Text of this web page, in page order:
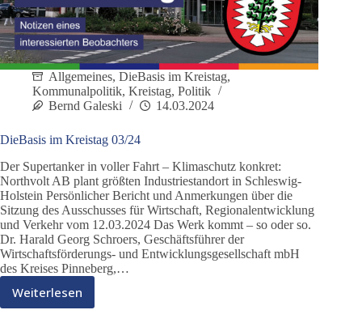
Allgemeines, DieBasis im Kreistag,
Kommunalpolitik, Kreistag, Politik
Bernd Galeski
14.03.2024
DieBasis im Kreistag 03/24
Der Supertanker in voller Fahrt – Klimaschutz konkret:
Northvolt AB plant größten Industriestandort in Schleswig-
Holstein Persönlicher Bericht und Anmerkungen über die
Sitzung des Ausschusses für Wirtschaft, Regionalentwicklung
und Verkehr vom 12.03.2024 Das Werk kommt – so oder so.
Dr. Harald Georg Schroers, Geschäftsführer der
Wirtschaftsförderungs- und Entwicklungsgesellschaft mbH
des Kreises Pinneberg,…
Weiterlesen
DieBasis